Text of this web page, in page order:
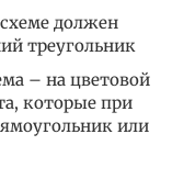
должен
треугольник
– на цветовой
которые при
или